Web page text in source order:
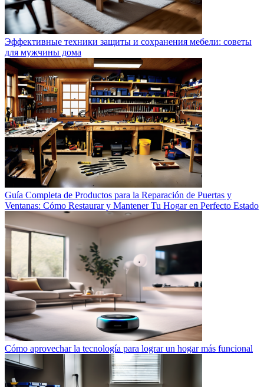
Эффективные техники защиты и сохранения мебели: советы
для мужчины дома
Guía Completa de Productos para la Reparación de Puertas y
Ventanas: Cómo Restaurar y Mantener Tu Hogar en Perfecto Estado
Cómo aprovechar la tecnología para lograr un hogar más funcional